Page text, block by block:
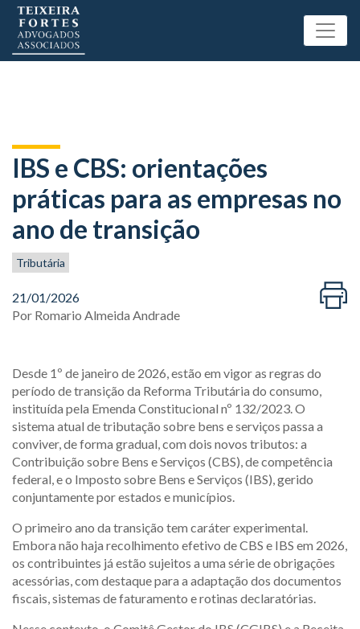
IBS e CBS: orientações
práticas para as empresas no
ano de transição
Tributária
21/01/2026
Por Romario Almeida Andrade
Desde 1º de janeiro de 2026, estão em vigor as regras do
período de transição da Reforma Tributária do consumo,
instituída pela Emenda Constitucional nº 132/2023. O
sistema atual de tributação sobre bens e serviços passa a
conviver, de forma gradual, com dois novos tributos: a
Contribuição sobre Bens e Serviços (CBS), de competência
federal, e o Imposto sobre Bens e Serviços (IBS), gerido
conjuntamente por estados e municípios.
O primeiro ano da transição tem caráter experimental.
Embora não haja recolhimento efetivo de CBS e IBS em 2026,
os contribuintes já estão sujeitos a uma série de obrigações
acessórias, com destaque para a adaptação dos documentos
fiscais, sistemas de faturamento e rotinas declaratórias.